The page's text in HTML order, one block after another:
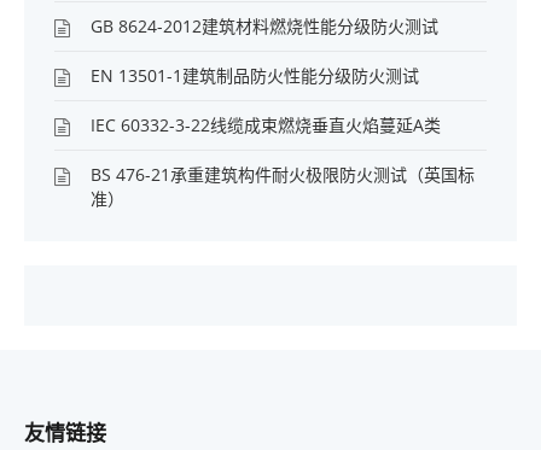
GB 8624-2012建筑材料燃烧性能分级防火测试
EN 13501-1建筑制品防火性能分级防火测试
IEC 60332-3-22线缆成束燃烧垂直火焰蔓延A类
BS 476-21承重建筑构件耐火极限防火测试（英国标
准）
友情链接